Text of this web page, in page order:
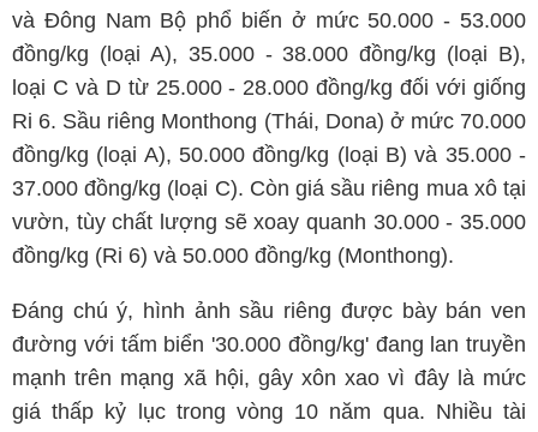
và Đông Nam Bộ phổ biến ở mức 50.000 - 53.000
đồng/kg (loại A), 35.000 - 38.000 đồng/kg (loại B),
loại C và D từ 25.000 - 28.000 đồng/kg đối với giống
Ri 6. Sầu riêng Monthong (Thái, Dona) ở mức 70.000
đồng/kg (loại A), 50.000 đồng/kg (loại B) và 35.000 -
37.000 đồng/kg (loại C). Còn giá sầu riêng mua xô tại
vườn, tùy chất lượng sẽ xoay quanh 30.000 - 35.000
đồng/kg (Ri 6) và 50.000 đồng/kg (Monthong).
Đáng chú ý, hình ảnh sầu riêng được bày bán ven
đường với tấm biển '30.000 đồng/kg' đang lan truyền
mạnh trên mạng xã hội, gây xôn xao vì đây là mức
giá thấp kỷ lục trong vòng 10 năm qua. Nhiều tài